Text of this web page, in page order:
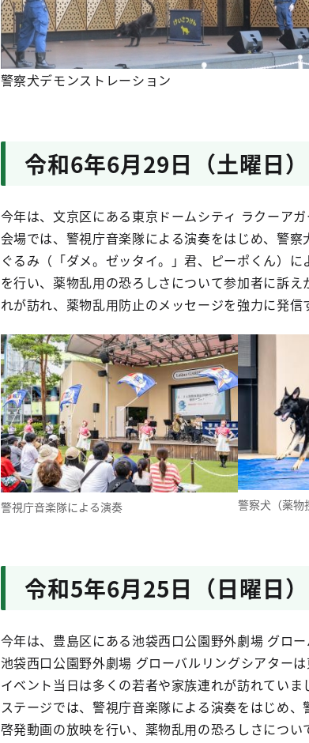
警察犬デモンストレーション
令和6年6月29日（土曜日）
今年は、文京区にある東京ドームシティ ラクーア
会場では、警視庁音楽隊による演奏をはじめ、警
ぐるみ（「ダメ。ゼッタイ。」君、ピーポくん）
を行い、薬物乱用の恐ろしさについて参加者に訴
れが訪れ、薬物乱用防止のメッセージを強力に発信
警視庁音楽隊による演奏 警察犬（薬物
令和5年6月25日（日曜日）
今年は、豊島区にある池袋西口公園野外劇場 グロ
池袋西口公園野外劇場 グローバルリングシアター
イベント当日は多くの若者や家族連れが訪れていま
ステージでは、警視庁音楽隊による演奏をはじめ
啓発動画の放映を行い、薬物乱用の恐ろしさについ